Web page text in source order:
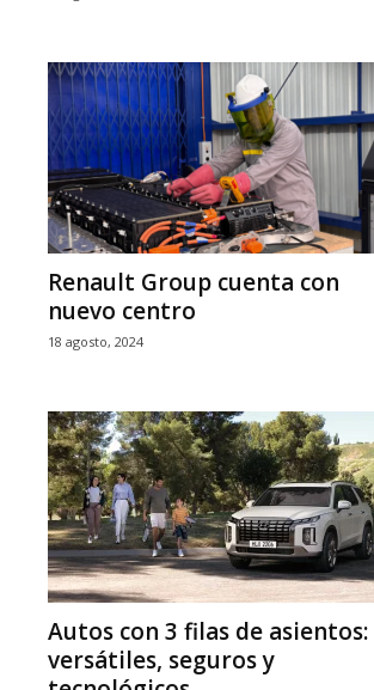
Renault Group cuenta con
nuevo centro
18 agosto, 2024
Autos con 3 filas de asientos:
versátiles, seguros y